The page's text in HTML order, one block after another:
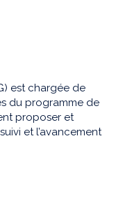
est chargée de
du programme de
proposer et
et l’avancement